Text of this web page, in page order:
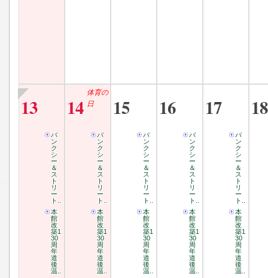
13
バ
ン
ク
シ
ー
＆
ス
ト
リ
ー
ト..
本
館
改
築1
30
周
年
道
後
温..
14
体育の
日
バ
ン
ク
シ
ー
＆
ス
ト
リ
ー
ト..
本
館
改
築1
30
周
年
道
後
温..
15
バ
ン
ク
シ
ー
＆
ス
ト
リ
ー
ト..
本
館
改
築1
30
周
年
道
後
温..
16
バ
ン
ク
シ
ー
＆
ス
ト
リ
ー
ト..
本
館
改
築1
30
周
年
道
後
温..
17
バ
ン
ク
シ
ー
＆
ス
ト
リ
ー
ト..
本
館
改
築1
30
周
年
道
後
温..
18